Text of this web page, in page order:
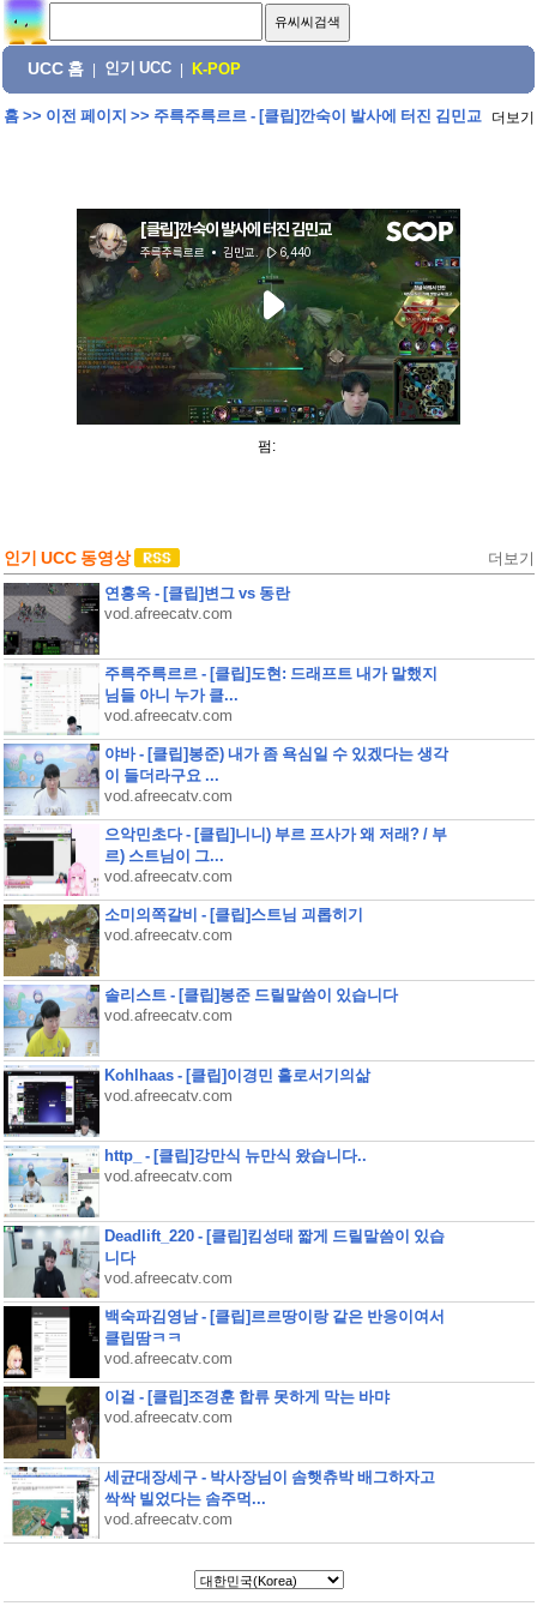
UCC 홈 인기 UCC K-POP
홈>> 이전 페이지 >> 주륵주륵르르 - [클립]깐숙이 발사에 터진 김민교 더보기
펌:
인기 UCC 동영상 더보기
연홍옥 - [클립]변그 vs 동란
vod.afreecatv.com
주륵주륵르르 - [클립]도현: 드래프트 내가 말했지
님들 아니 누가 클...
vod.afreecatv.com
야바 - [클립]봉준) 내가 좀 욕심일 수 있겠다는 생각
이 들더라구요 ...
vod.afreecatv.com
으악민초다 - [클립]니니) 부르 프사가 왜 저래? / 부
르) 스트님이 그...
vod.afreecatv.com
소미의쪽갈비 - [클립]스트님 괴롭히기
vod.afreecatv.com
솔리스트 - [클립]봉준 드릴말씀이 있습니다
vod.afreecatv.com
Kohlhaas - [클립]이경민 홀로서기의삶
vod.afreecatv.com
http_ - [클립]강만식 뉴만식 왔습니다..
vod.afreecatv.com
Deadlift_220 - [클립]킴성태 짧게 드릴말씀이 있습
니다
vod.afreecatv.com
백숙파김영남 - [클립]르르땅이랑 같은 반응이여서
클립땀ㅋㅋ
vod.afreecatv.com
이걸 - [클립]조경훈 합류 못하게 막는 바먀
vod.afreecatv.com
세균대장세구 - 박사장님이 솜햇츄박 배그하자고
싹싹 빌었다는 솜주먹...
vod.afreecatv.com